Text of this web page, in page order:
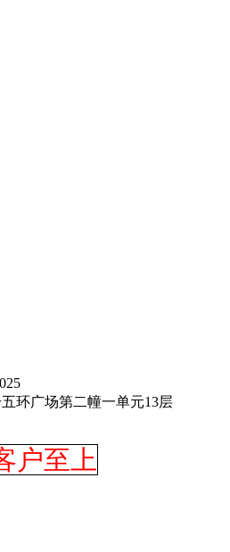
环广场第二幢一单元13层
户至上